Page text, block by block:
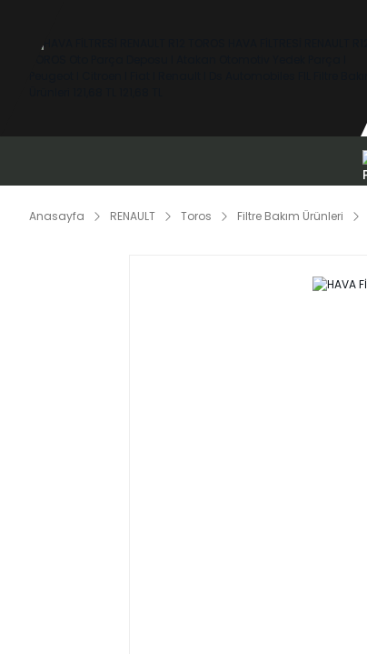
Anasayfa RENAULT Toros Filtre Bakım Ürünleri